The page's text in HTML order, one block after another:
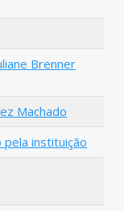
Brenner
Machado
instituição